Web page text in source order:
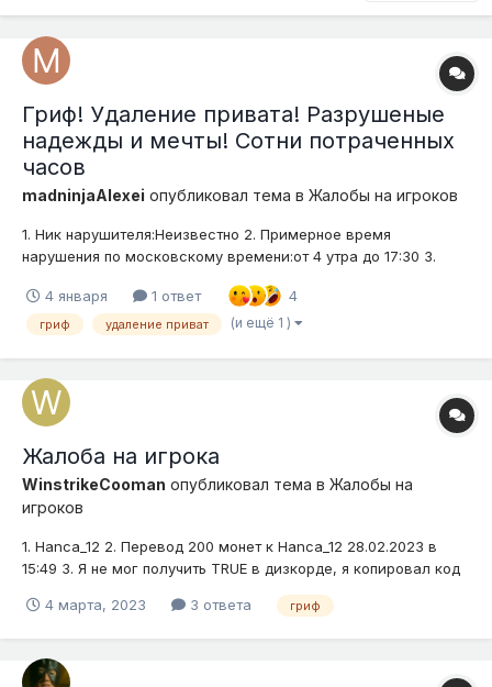
Гриф! Удаление привата! Разрушеные
надежды и мечты! Сотни потраченных
часов
madninjaAlexei опубликовал тема в Жалобы на игроков
1. Ник нарушителя:Неизвестно 2. Примерное время
нарушения по московскому времени:от 4 утра до 17:30 3.
перед сменой решил поиграть в майн, поизучать таум,
послушать музыку,затем посмотрев на время,вышел и
4 января 1 ответ 4
гриф удаление приват (и ещё 1 )
Жалоба на игрока
WinstrikeCooman опубликовал тема в Жалобы на
игроков
1. Hanca_12 2. Перевод 200 монет к Hanca_12 28.02.2023 в
15:49 3. Я не мог получить TRUE в дизкорде, я копировал код
варпе, никто на сервере не покупал монеты, и как обычно я
4 марта, 2023 3 ответа гриф